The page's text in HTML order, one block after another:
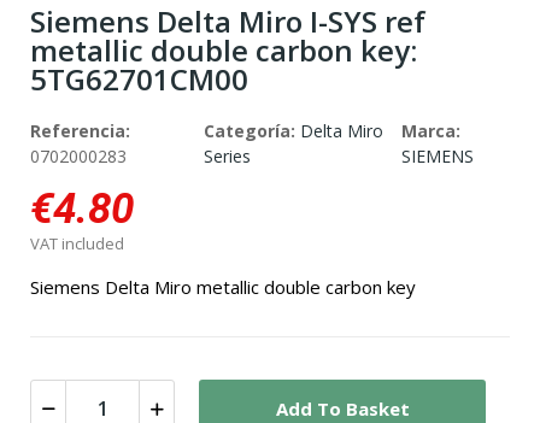
Siemens Delta Miro I-SYS ref
metallic double carbon key:
5TG62701CM00
Referencia:
0702000283
Categoría: Delta Miro
Series
Marca:
SIEMENS
€4.80
VAT included
Siemens Delta Miro metallic double carbon key
Add To Basket